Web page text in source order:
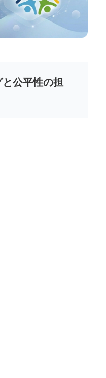
公平性の担